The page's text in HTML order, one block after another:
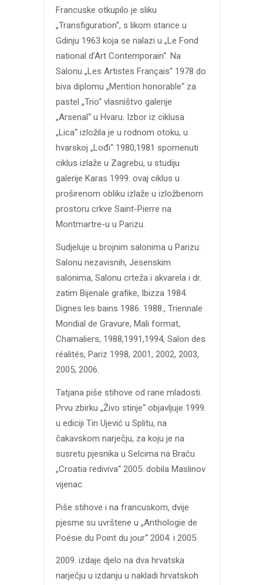
Francuske otkupilo je sliku
„Transfiguration“, s likom starice u
Gdinju 1963 koja se nalazi u „Le Fond
national d’Art Contemporain“. Na
Salonu „Les Artistes Français“ 1978 do
biva diplomu „Mention honorable“ za
pastel „Trio“ vlasništvo galerije
„Arsenal“ u Hvaru. Izbor iz ciklusa
„Lica“ izložila je u rodnom otoku, u
hvarskoj „Lođi“ 1980,1981 spomenuti
ciklus izlaže u Zagrebu, u studiju
galerije Karas 1999. ovaj ciklus u
proširenom obliku izlaže u izložbenom
prostoru crkve Saint-Pierre na
Montmartre-u u Parizu.
Sudjeluje u brojnim salonima u Parizu:
Salonu nezavisnih, Jesenskim
salonima, Salonu crteža i akvarela i dr.
zatim Bijenale grafike, Ibizza 1984.
Dignes les bains 1986. 1988., Triennale
Mondial de Gravure, Mali format,
Chamaliers, 1988,1991,1994, Salon des
réalités, Pariz 1998, 2001, 2002, 2003,
2005, 2006.
Tatjana piše stihove od rane mladosti.
Prvu zbirku „Živo stinje“ objavljuje 1999.
u ediciji Tin Ujević u Splitu, na
čakavskom narječju, za koju je na
susretu pjesnika u Selcima na Braću
„Croatia rediviva“ 2005. dobila Maslinov
vijenac.
Piše stihove i na francuskom, dvije
pjesme su uvrštene u „Anthologie de
Poésie du Point du jour“ 2004. i 2005.
2009. izdaje djelo na dva hrvatska
narječju u izdanju u nakladi hrvatskoh